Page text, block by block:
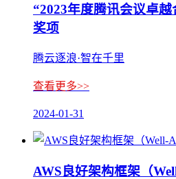
“2023年度腾讯会议卓
奖项
腾云逐浪·智在千里
查看更多>>
2024-01-31
AWS良好架构框架（